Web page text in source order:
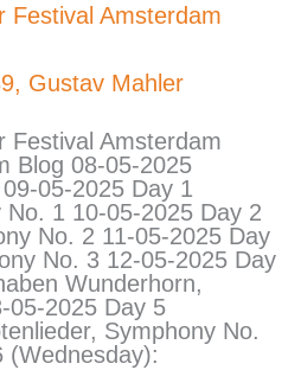
Festival Amsterdam
, Gustav Mahler
Festival Amsterdam
Blog 08-05-2025
05-2025 Day 1
1 10-05-2025 Day 2
No. 2 11-05-2025 Day
No. 3 12-05-2025 Day
Wunderhorn,
05-2025 Day 5
Symphony No.
(Wednesday):